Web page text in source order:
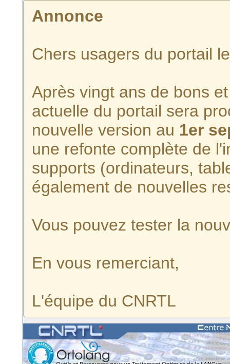
Annonce
Chers usagers du portail
Après vingt ans de bons
actuelle du portail sera
nouvelle version au 1er
une refonte complète de
supports (ordinateurs,
également de nouvelles
Vous pouvez tester la
En vous remerciant,
L'équipe du CNRTL